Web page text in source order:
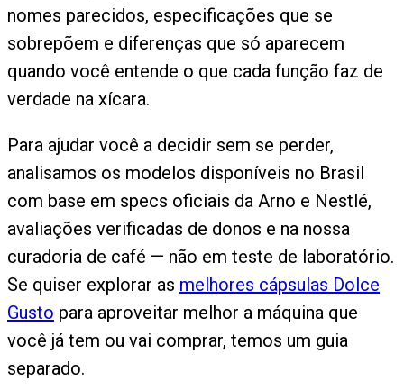
nomes parecidos, especificações que se
sobrepõem e diferenças que só aparecem
quando você entende o que cada função faz de
verdade na xícara.
Para ajudar você a decidir sem se perder,
analisamos os modelos disponíveis no Brasil
com base em specs oficiais da Arno e Nestlé,
avaliações verificadas de donos e na nossa
curadoria de café — não em teste de laboratório.
Se quiser explorar as melhores cápsulas Dolce
Gusto para aproveitar melhor a máquina que
você já tem ou vai comprar, temos um guia
separado.